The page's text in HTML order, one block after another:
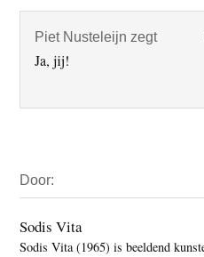
Piet Nusteleijn zegt
Ja, jij!
Sidebar
Door:
Sodis Vita
Sodis Vita (1965) is beeldend